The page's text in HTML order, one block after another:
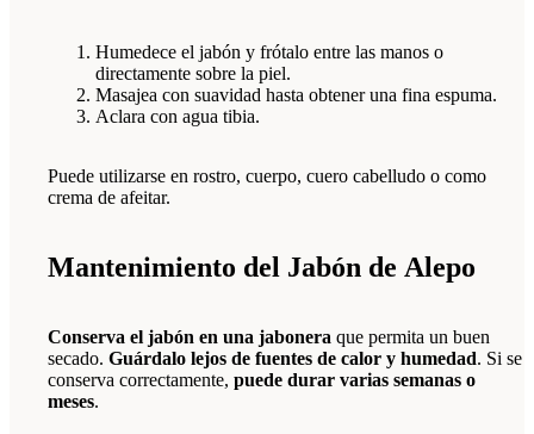
Humedece el jabón y frótalo entre las manos o
directamente sobre la piel.
Masajea con suavidad hasta obtener una fina espuma.
Aclara con agua tibia.
Puede utilizarse en rostro, cuerpo, cuero cabelludo o como
crema de afeitar.
Mantenimiento del Jabón de Alepo
Conserva el jabón en una jabonera que permita un buen
secado. Guárdalo lejos de fuentes de calor y humedad. Si se
conserva correctamente, puede durar varias semanas o
meses.